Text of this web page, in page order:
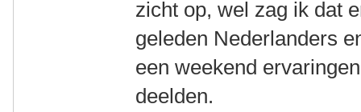
zicht op, wel zag ik dat
geleden Nederlanders
een weekend
deelden.